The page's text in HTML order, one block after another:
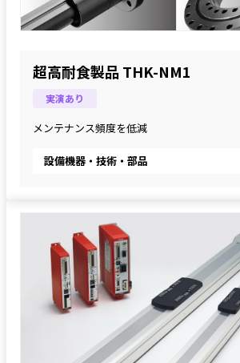
超高耐食製品 THK-NM1
実演あり
メンテナンス頻度を低減
設備機器・技術・部品